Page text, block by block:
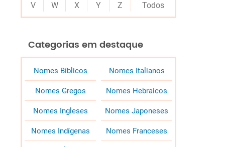
V
W X Y Z Todos
Categorias em destaque
Nomes Bíblicos Nomes Italianos
Nomes Gregos Nomes Hebraicos
Nomes Ingleses Nomes Japoneses
Nomes Indígenas Nomes Franceses